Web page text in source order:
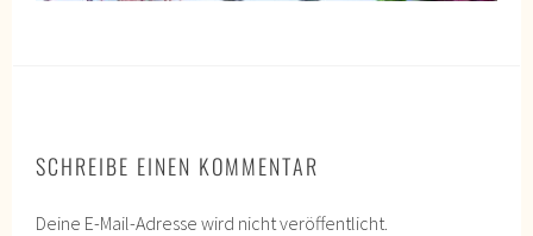
SCHREIBE EINEN KOMMENTAR
Deine E-Mail-Adresse wird nicht veröffentlicht.